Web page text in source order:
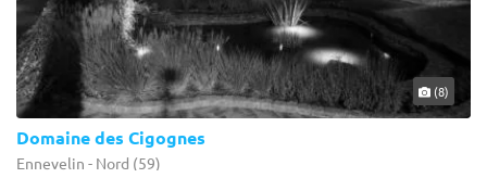
(8)
Domaine des Cigognes
Ennevelin - Nord (59)